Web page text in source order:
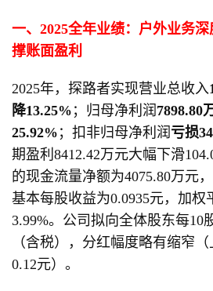
一、2025全年业绩：户外业务
撑账面盈利
2025年，探路者实现营业总收入
降13.25% ；归母净利润 7898.80
25.92% ；扣非归母净利润 亏损
期盈利8412.42万元大幅下滑
的现金流量净额为4075.80万元，
基本每股收益为0.0935元，加权
3.99%。公司拟向全体股东每10
（含税），分红幅度略有缩窄
0.12元）。